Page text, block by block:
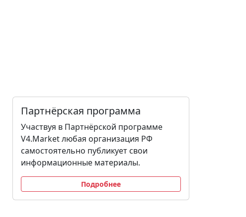
Партнёрская программа
Участвуя в Партнёрской программе
V4.Market любая организация РФ
самостоятельно публикует свои
информационные материалы.
Подробнее